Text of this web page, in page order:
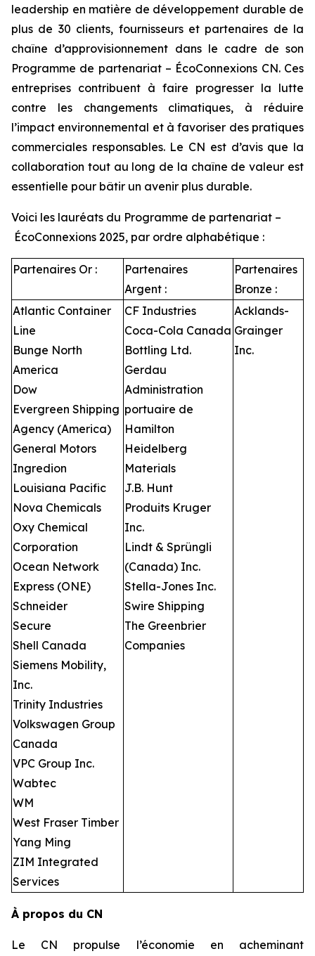
leadership en matière de développement durable de
plus de 30 clients, fournisseurs et partenaires de la
chaîne d’approvisionnement dans le cadre de son
Programme de partenariat – ÉcoConnexions CN. Ces
entreprises contribuent à faire progresser la lutte
contre les changements climatiques, à réduire
l’impact environnemental et à favoriser des pratiques
commerciales responsables. Le CN est d’avis que la
collaboration tout au long de la chaîne de valeur est
essentielle pour bâtir un avenir plus durable.
Voici les lauréats du Programme de partenariat –
ÉcoConnexions 2025, par ordre alphabétique :
Partenaires Or :
Partenaires
Argent :
Partenaires
Bronze :
Atlantic Container
Line
Bunge North
America
Dow
Evergreen Shipping
Agency (America)
General Motors
Ingredion
Louisiana Pacific
Nova Chemicals
Oxy Chemical
Corporation
Ocean Network
Express (ONE)
Schneider
Secure
Shell Canada
Siemens Mobility,
Inc.
Trinity Industries
Volkswagen Group
Canada
VPC Group Inc.
Wabtec
WM
West Fraser Timber
Yang Ming
ZIM Integrated
Services
CF Industries
Coca-Cola Canada
Bottling Ltd.
Gerdau
Administration
portuaire de
Hamilton
Heidelberg
Materials
J.B. Hunt
Produits Kruger
Inc.
Lindt & Sprüngli
(Canada) Inc.
Stella-Jones Inc.
Swire Shipping
The Greenbrier
Companies
Acklands-
Grainger
Inc.
À propos du CN
Le CN propulse l’économie en acheminant